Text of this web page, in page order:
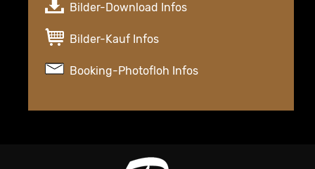
Bilder-Download Infos
Bilder-Kauf Infos
Booking-Photofloh Infos